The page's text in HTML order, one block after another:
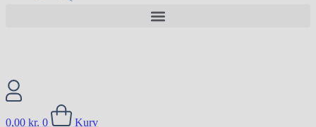
0,00 kr. 0 Kurv